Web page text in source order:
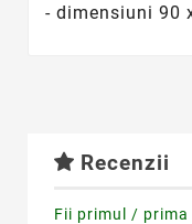
- dimensiuni 90
Recenzii
Fii primul / prima